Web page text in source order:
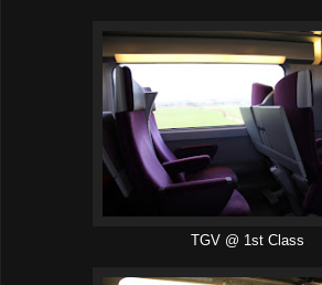
TGV @ 1st Class